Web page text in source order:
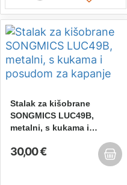
Stalak za kišobrane
SONGMICS LUC49B,
metalni, s kukama i
30,00 €